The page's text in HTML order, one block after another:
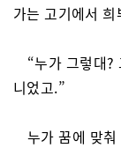
가는 고기에서
“누가 그렇대
니었고.”
누가 꿈에 맞